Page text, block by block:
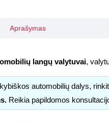
Aprašymas
langų valytuvai,
automobilių dalys,
Reikia papildomos